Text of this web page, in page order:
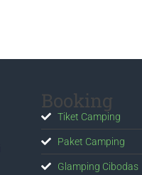
Booking
Tiket Camping
Paket Camping
Glamping Cibodas